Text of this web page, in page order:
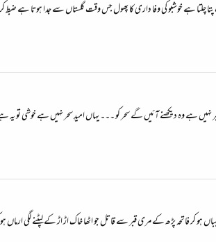
ہے خوشبو کی وفا داری کا پھول جس وقت گلستاں سے جدا ہوتا ہے ضبط
نہیں ہے وہ دیکھنے آئیں گے سحر کو ۔۔۔ یہاں امیدِ سحر نہیں ہے خوشی
فاتحہ پڑھ کے مری قبر سے قاتل جو اٹھا خاک اڑ اڑ کے لپٹنے لگی ارماں